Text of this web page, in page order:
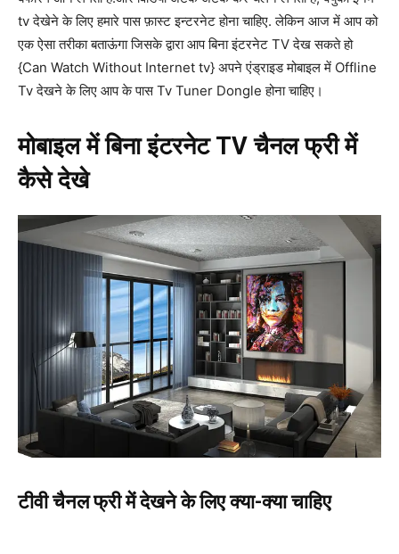
tv देखेने के लिए हमारे पास फ़ास्ट इन्टरनेट होना चाहिए. लेकिन आज में आप को
एक ऐसा तरीका बताऊंगा जिसके द्वारा आप बिना इंटरनेट TV देख सकते हो
{Can Watch Without Internet tv} अपने एंड्राइड मोबाइल में Offline
Tv देखने के लिए आप के पास Tv Tuner Dongle होना चाहिए।
मोबाइल में बिना इंटरनेट TV चैनल फ्री में
कैसे देखे
टीवी चैनल फ्री में देखने के लिए क्या-क्या चाहिए